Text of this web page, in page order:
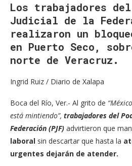
Los trabajadores del
Judicial de la
realizaron un
en Puerto Seco,
norte de Veracruz.
Ingrid Ruiz / Diario de Xalapa
Boca del Río, Ver.- Al grito de
está mintiendo”, trabajadores del
Federación (PJF) advirtieron que
laboral sin descartar que hasta la
urgentes dejarán de atender.